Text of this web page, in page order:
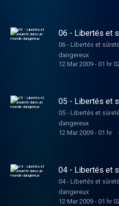
06 - Libertés et
monde dangereux
06 - Libertés et
dangereux
12 Mar 2009- 01 hr
05 - Libertés et
monde dangereux
05 - Libertés et
dangereux
12 Mar 2009- 01 hr
04 - Libertés et
monde dangereux
04 - Libertés et
dangereux
12 Mar 2009- 01 hr